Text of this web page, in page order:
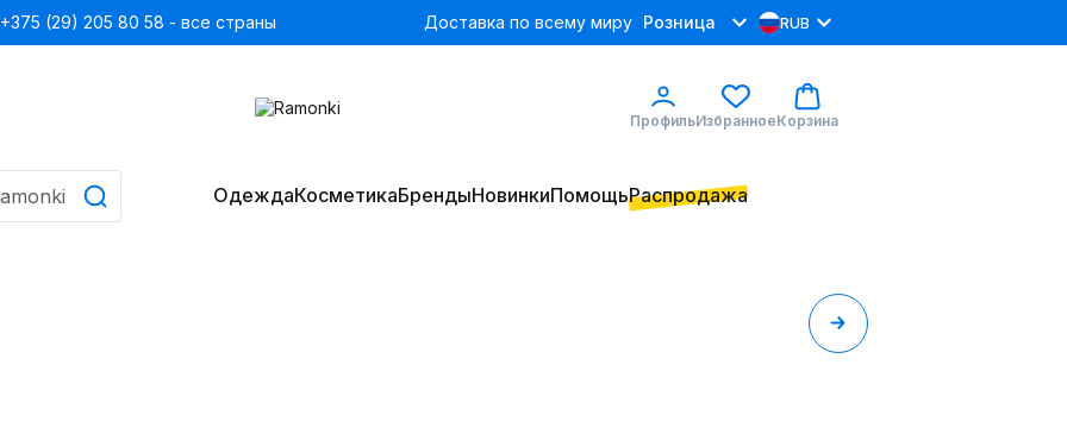
+375 (29) 205 80 58 - все страны Доставка по всему миру Розница RUB
ПрофильИзбранноеКорзина
ОдеждаКосметикаБрендыНовинкиПомощьРаспродажа